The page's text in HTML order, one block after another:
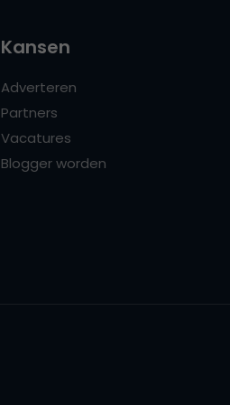
Kansen
Adverteren
Partners
Vacatures
Blogger worden